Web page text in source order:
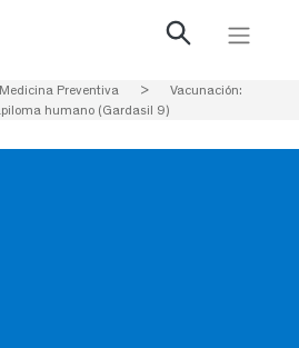
Medicina Preventiva >
Vacunación:
humano (Gardasil 9)